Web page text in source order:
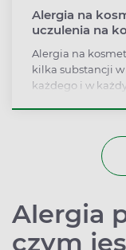
Alergia na
uczulenia na
Alergia na
kilka substancji
każdego i w
wybierać w
Alergia
czym